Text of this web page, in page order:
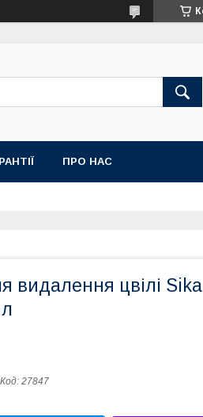
ПРО НАС
видалення цвілі
Код: 27847